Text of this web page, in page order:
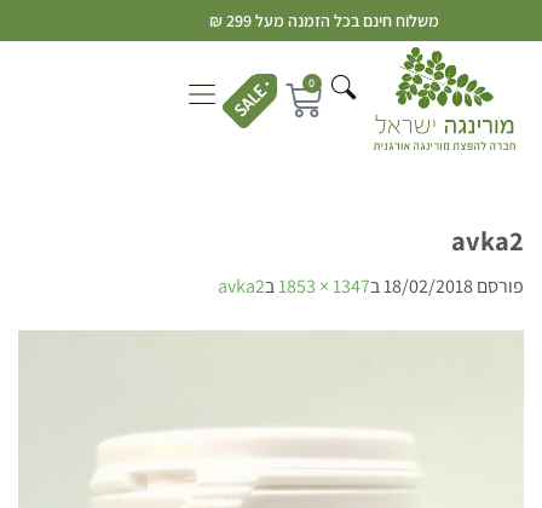
משלוח חינם בכל הזמנה מעל 299 ₪
0
avka2
פורסם18/02/2018ב1347 × 1853 בavka2